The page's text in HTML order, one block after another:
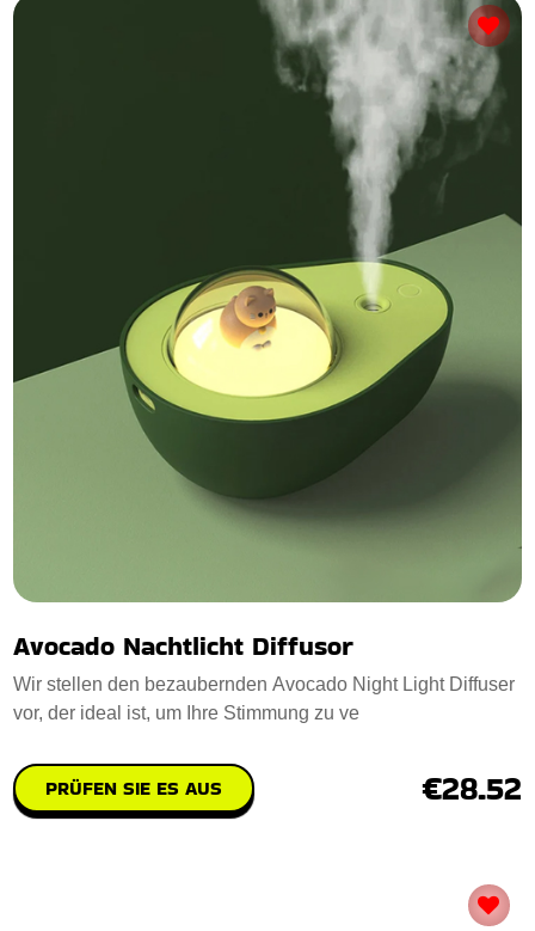
Avocado Nachtlicht Diffusor
Wir stellen den bezaubernden Avocado Night Light Diffuser
vor, der ideal ist, um Ihre Stimmung zu ve
PRÜFEN SIE ES AUS €28.52